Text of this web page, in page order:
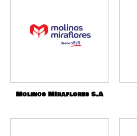
Molinos MIraflores S.A